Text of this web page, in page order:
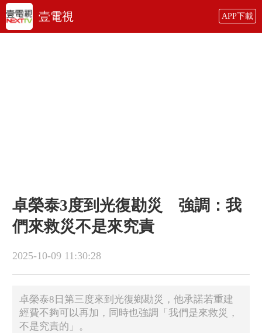
壹電視 APP下載
卓榮泰3度到光復勘災 強調：我
們來救災不是來究責
2025-10-09 11:30:28
卓榮泰8日第三度來到光復鄉勘災，他承諾若重建
經費不夠可以再加，同時也強調「我們是來救災，
不是究責的」。